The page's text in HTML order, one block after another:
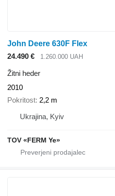
John Deere 630F Flex
24.490 €
1.260.000 UAH
Žitni heder
2010
Pokritost 2,2 m
Ukrajina, Kyiv
TOV «FERM Ye»